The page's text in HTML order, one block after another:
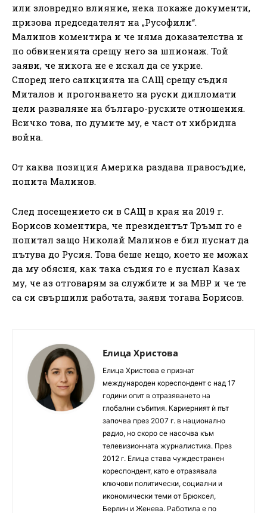
или зловредно влияние, нека покаже документи,
призова председателят на „Русофили“.
Малинов коментира и че няма доказателства и
по обвиненията срещу него за шпионаж. Той
заяви, че никога не е искал да се укрие.
Според него санкцията на САЩ срещу съдия
Миталов и прогонването на руски дипломати
цели разваляне на българо-руските отношения.
Всичко това, по думите му, е част от хибридна
война.
От каква позиция Америка раздава правосъдие,
попита Малинов.
След посещението си в САЩ в края на 2019 г.
Борисов коментира, че президентът Тръмп го е
попитал защо Николай Малинов е бил пуснат да
пътува до Русия. Това беше нещо, което не можах
да му обясня, как така съдия го е пуснал Казах
му, че аз отговарям за службите и за МВР и че те
са си свършили работата, заяви тогава Борисов.
Елица Христова
Елица Христова е признат
международен кореспондент с над 17
години опит в отразяването на
глобални събития. Кариерният ѝ път
започва през 2007 г. в национално
радио, но скоро се насочва към
телевизионната журналистика. През
2012 г. Елица става чуждестранен
кореспондент, като е отразявала
ключови политически, социални и
икономически теми от Брюксел,
Берлин и Женева. Работила е по